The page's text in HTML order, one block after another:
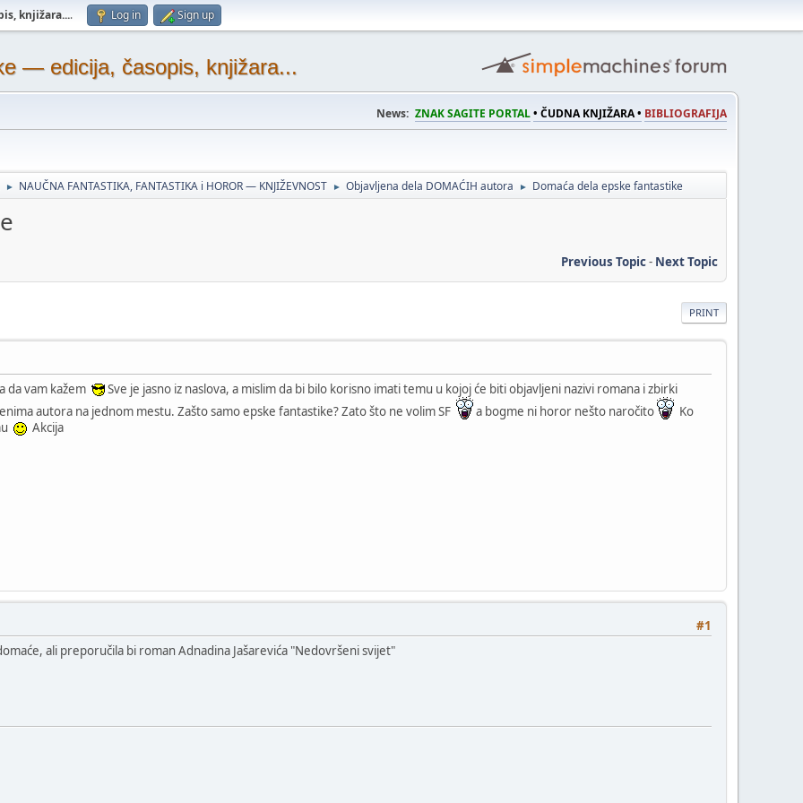
knjižara.... Log in Sign up
— edicija, časopis, knjižara...
News: ZNAK SAGITE PORTAL• ČUDNA KNJIŽARA • BIBLIOGRAFIJA
► NAUČNA FANTASTIKA, FANTASTIKA i HOROR — KNJIŽEVNOST ► Objavljena dela DOMAĆIH autora ► Domaća dela epske fantastike
Previous Topic- Next Topic
PRINT
da vam kažem
Sve je jasno iz naslova, a mislim da bi bilo korisno imati temu u kojoj će biti objavljeni nazivi romana i zbirki
autora na jednom mestu. Zašto samo epske fantastike? Zato što ne volim SF
a bogme ni horor nešto naročito
Ko
Akcija
#1
ali preporučila bi roman Adnadina Jašarevića "Nedovršeni svijet"